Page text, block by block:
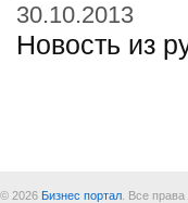
30.10.2013
Новость из
© 2026 Бизнес портал . Все